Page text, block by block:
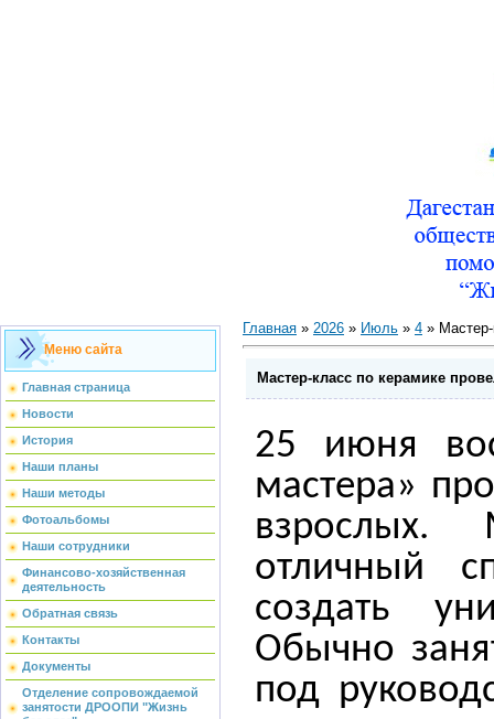
Меню сайта
Главная страница
Новости
История
Наши планы
Наши методы
Фотоальбомы
Наши сотрудники
Финансово-хозяйственная
деятельность
Обратная связь
Контакты
Документы
Отделение сопровождаемой
занятости ДРООПИ "Жизнь
Главная » 2026 » Июль » 4 »
Мастер-класс по керамике
25 июня
мастера»
взрослых.
отличный
создать
Обычно
под